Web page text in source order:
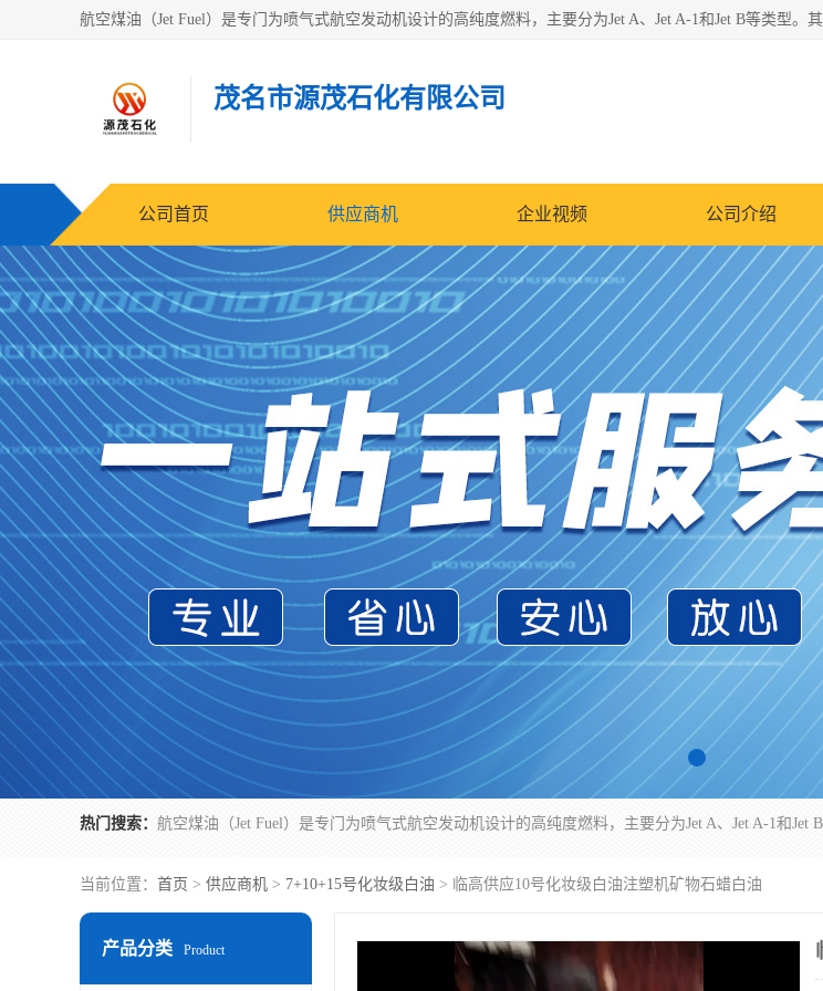
茂名市源茂石化有限公司
公司首页 供应商机 企业视频 公司介绍
热门搜索：
当前位置： 首页 > 供应商机 > 7+10+15号化妆级白油 > 临高供应10号化妆级白油注塑机矿物石蜡白油
产品分类 Product